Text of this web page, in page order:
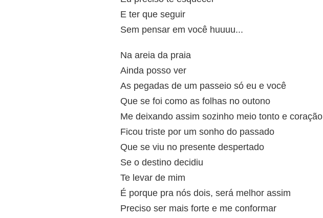
E ter que seguir
Sem pensar em você huuuu...
Na areia da praia
Ainda posso ver
As pegadas de um passeio só eu e você
Que se foi como as folhas no outono
Me deixando assim sozinho meio tonto e coração
Ficou triste por um sonho do passado
Que se viu no presente despertado
Se o destino decidiu
Te levar de mim
É porque pra nós dois, será melhor assim
Preciso ser mais forte e me conformar